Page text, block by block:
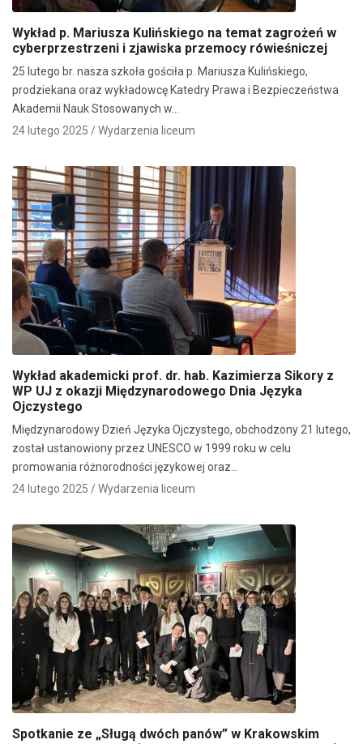
Wykład p. Mariusza Kulińskiego na temat zagrożeń w
cyberprzestrzeni i zjawiska przemocy rówieśniczej
25 lutego br. nasza szkoła gościła p. Mariusza Kulińskiego,
prodziekana oraz wykładowcę Katedry Prawa i Bezpieczeństwa
Akademii Nauk Stosowanych w…
24 lutego 2025 /Wydarzenia liceum
Wykład akademicki prof. dr. hab. Kazimierza Sikory z
WP UJ z okazji Międzynarodowego Dnia Języka
Ojczystego
Międzynarodowy Dzień Języka Ojczystego, obchodzony 21 lutego,
został ustanowiony przez UNESCO w 1999 roku w celu
promowania różnorodności językowej oraz…
24 lutego 2025 /Wydarzenia liceum
Spotkanie ze „Sługą dwóch panów” w Krakowskim